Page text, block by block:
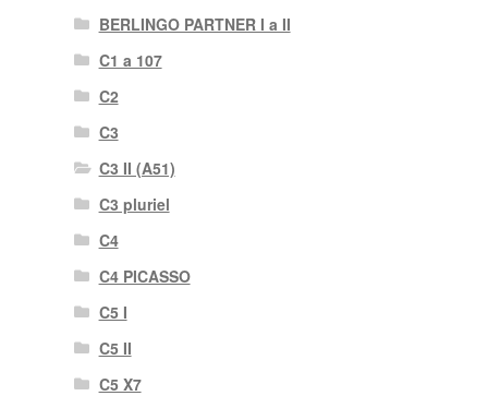
BERLINGO PARTNER I a II
C1 a 107
C2
C3
C3 II (A51)
C3 pluriel
C4
C4 PICASSO
C5 I
C5 II
C5 X7